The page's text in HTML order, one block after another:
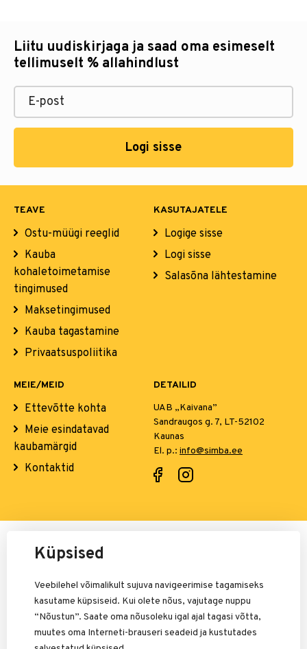
Liitu uudiskirjaga ja saad oma esimeselt
tellimuselt % allahindlust
Logi sisse
TEAVE
Ostu-müügi reeglid
Kauba
kohaletoimetamise
tingimused
Maksetingimused
Kauba tagastamine
Privaatsuspoliitika
KASUTAJATELE
Logige sisse
Logi sisse
Salasõna lähtestamine
MEIE/MEID
Ettevõtte kohta
Meie esindatavad
kaubamärgid
Kontaktid
DETAILID
UAB „Kaivana”
Sandraugos g. 7, LT-52102
Kaunas
El. p.: info@simba.ee
Maksete eest vastutab:
Küpsised
Veebilehel võimalikult sujuva navigeerimise tagamiseks
kasutame küpsiseid. Kui olete nõus, vajutage nuppu
“Nõustun”. Saate oma nõusoleku igal ajal tagasi võtta,
muutes oma Interneti-brauseri seadeid ja kustutades